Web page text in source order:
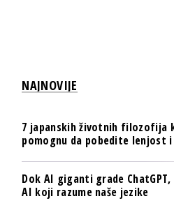
NAJNOVIJE
7 japanskih životnih filozofija
pomognu da pobedite lenjost
Dok AI giganti grade
AI koji razume naše jezike